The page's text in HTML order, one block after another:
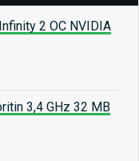
2 OC NVIDIA
3,4 GHz 32 MB